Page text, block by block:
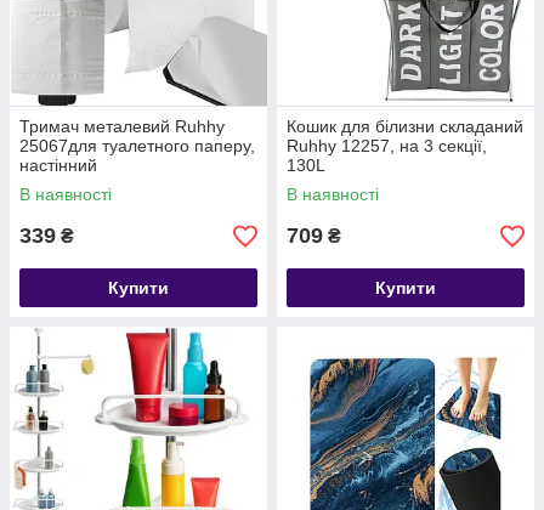
Тримач металевий Ruhhy
25067для туалетного паперу,
настінний
В наявності
339 ₴
Купити
Кошик для білизни складаний
Ruhhy 12257, на 3 секції,
130L
В наявності
709 ₴
Купити